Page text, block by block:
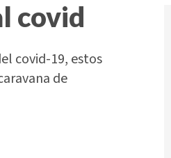
covid
covid-19, estos
de